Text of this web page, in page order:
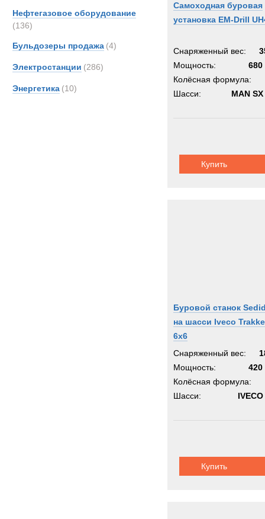
Нефтегазовое оборудование
(136)
Бульдозеры продажа (4)
Электростанции (286)
Энергетика (10)
Самоходная буровая
установка EM-Drill
Снаряженный вес:
Мощность:
680
Колёсная формула:
Шасси:
MAN
Купить
Буровой станок
на шасси Iveco
6x6
Снаряженный вес:
Мощность:
420
Колёсная формула:
Шасси:
Купить